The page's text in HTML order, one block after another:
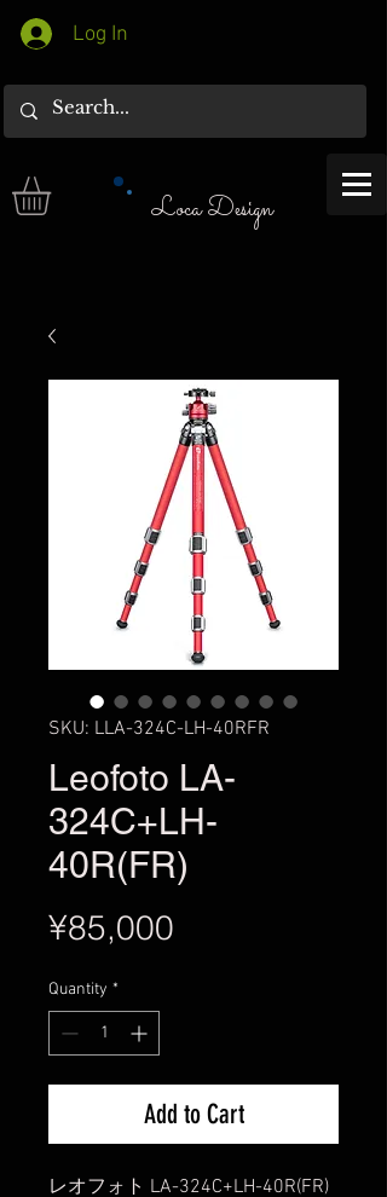
Log In
Loca Design
SKU: LLA-324C-LH-40RFR
Leofoto LA-
324C+LH-
40R(FR)
¥85,000
Quantity *
Add to Cart
レオフォト LA-324C+LH-40R(FR)